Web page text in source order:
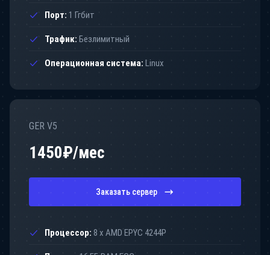
Порт: 1 Ггбит
Трафик: Безлимитный
Операционная система: Linux
GER V5
1450₽/мес
Заказать сервер
Процессор: 8 x AMD EPYC 4244P